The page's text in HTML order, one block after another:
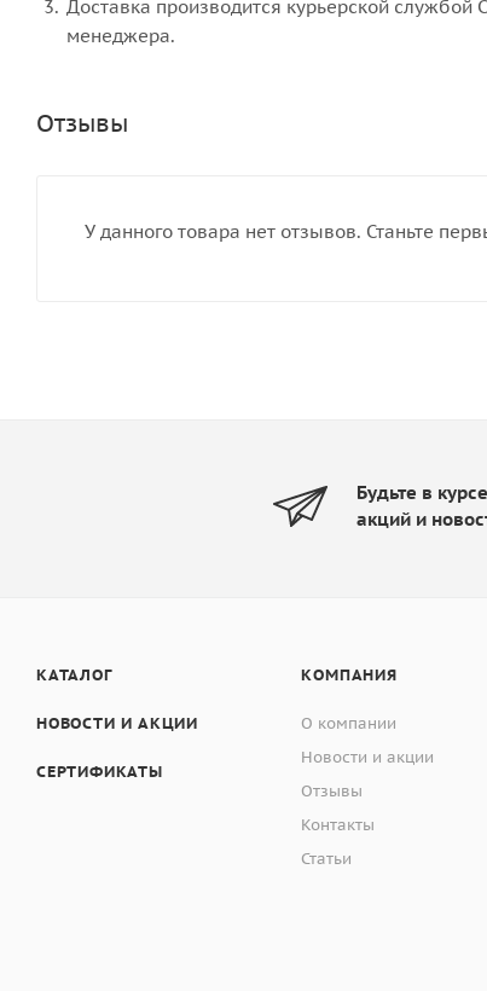
Доставка производится курьерской
менеджера.
Отзывы
У данного товара нет отзывов. Станьте
Будьте в
акций и
КАТАЛОГ
НОВОСТИ И АКЦИИ
СЕРТИФИКАТЫ
КОМПАНИЯ
О компании
Новости и акции
Отзывы
Контакты
Статьи